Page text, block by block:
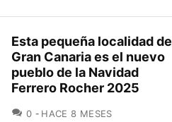
Esta pequeña localidad de
Gran Canaria es el nuevo
pueblo de la Navidad
Ferrero Rocher 2025
0 COMENTARIOS
HACE 8 MESES